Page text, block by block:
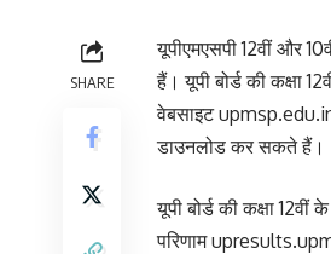
SHARE
यूपीएमएसपी 12वीं और
हैं। यूपी बोर्ड की कक्षा
वेबसाइट
डाउनलोड कर सकते हैं।
यूपी बोर्ड की कक्षा
परिणाम